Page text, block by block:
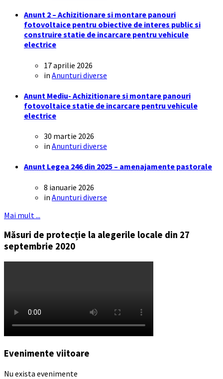
Anunt 2 – Achizitionare si montare panouri
fotovoltaice pentru obiective de interes public si
construire statie de incarcare pentru vehicule
electrice
17 aprilie 2026
in Anunturi diverse
Anunt Mediu- Achizitionare si montare panouri
fotovoltaice statie de incarcare pentru vehicule
electrice
30 martie 2026
in Anunturi diverse
Anunt Legea 246 din 2025 – amenajamente pastorale
8 ianuarie 2026
in Anunturi diverse
Mai mult ...
Măsuri de protecție la alegerile locale din 27
septembrie 2020
Evenimente viitoare
Nu exista evenimente